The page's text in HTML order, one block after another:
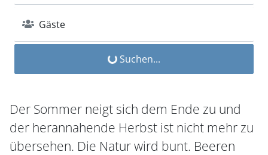
Gäste
Suchen...
Der Sommer neigt sich dem Ende zu und
der herannahende Herbst ist nicht mehr zu
übersehen. Die Natur wird bunt. Beeren